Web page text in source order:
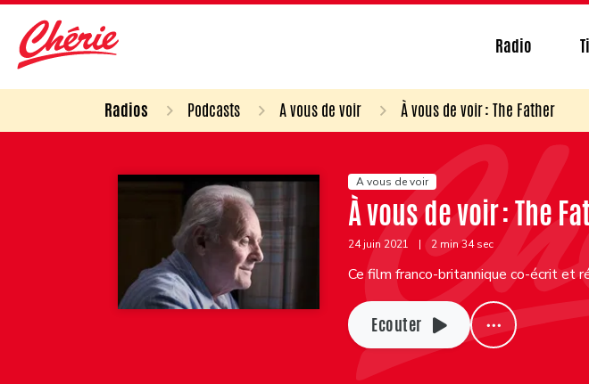
Radio
Radios Podcasts A vous de voir À vous de voir : The Father
A vous de voir
À vous de voir : The
24 juin 2021 | 2 min 34 sec
Ce film franco-britannique co-écrit et
Ecouter